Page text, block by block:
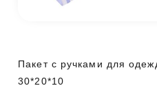
Пакет с ручками для
30*20*10